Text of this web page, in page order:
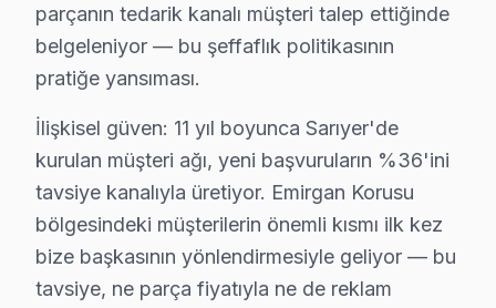
Ptt Evleri'nde Skyworth TV Servisi
Ptt Evleri Mahallesi, genellikle orta yaşlı ve emekli
Reşitpaşa Mahallesi, dinamik bir nüfus yapısına
Rumelifeneri'nde Skyworth TV Servisi
Rumelifeneri Mahallesi, doğal güzellikleri ile ünlü bir
Rumelihisarı'nda Skyworth TV Servisi
parçanın tedarik kanalı müşteri talep ettiğinde
belgeleniyor — bu şeffaflık politikasının
pratiğe yansıması.
İlişkisel güven: 11 yıl boyunca Sarıyer'de
kurulan müşteri ağı, yeni başvuruların %36'ini
tavsiye kanalıyla üretiyor. Emirgan Korusu
bölgesindeki müşterilerin önemli kısmı ilk kez
bize başkasının yönlendirmesiyle geliyor — bu
tavsiye, ne parça fiyatıyla ne de reklam